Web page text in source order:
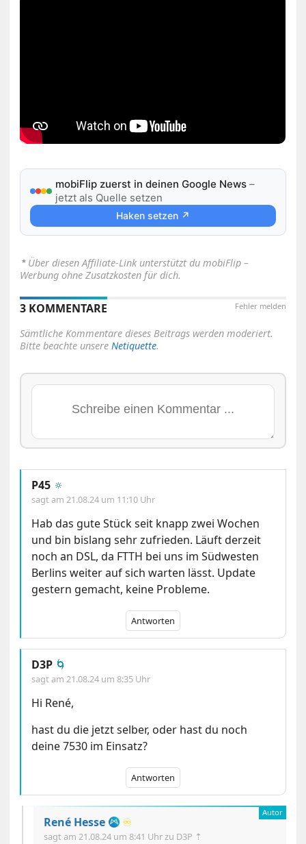
mobiFlip zuerst in deinen Google News –
jetzt als Quelle setzen
Haken setzen ↗
⋆ Über diesen Affiliate-Link unterstützt du mobiFlip –
Werbung ohne Zusatzkosten für dich.
Fehler melden
3 KOMMENTARE
Sämtliche Kommentare dieses Beitrags werden moderiert.
Bitte beachte unsereNetiquette.
P45 🔅
sagt am21.08.24 um 11:10 Uhr
Hab das gute Stück seit knapp zwei Wochen
und bin bislang sehr zufrieden. Läuft derzeit
noch an DSL, da FTTH bei uns im Südwesten
Berlins weiter auf sich warten lässt. Update
gestern gemacht, keine Probleme.
Antworten
D3P 🌀
sagt am21.08.24 um 8:35 Uhr
Hi René,
hast du die jetzt selber, oder hast du noch
deine 7530 im Einsatz?
Antworten
René Hesse ♾️
sagt am21.08.24 um 8:41 Uhrzu D3P ⇡